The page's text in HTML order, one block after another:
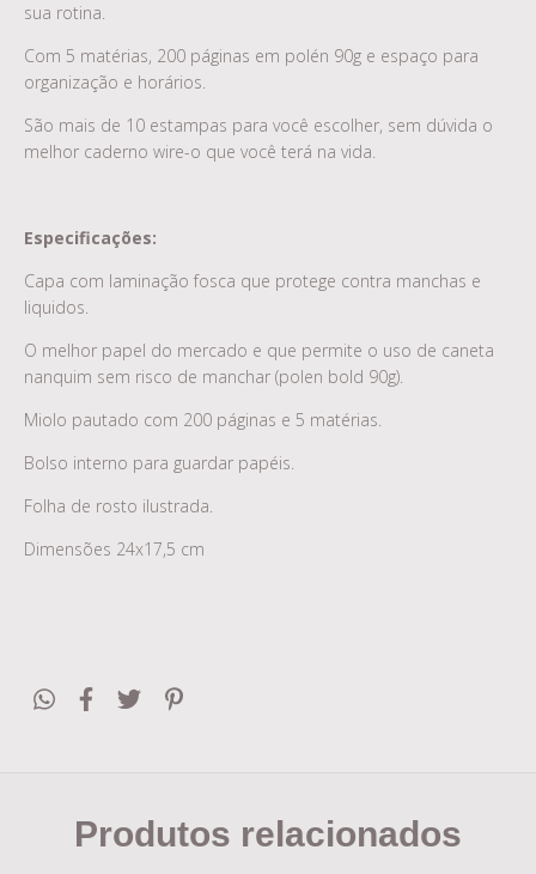
sua rotina.
Com 5 matérias, 200 páginas em polén 90g e espaço para
organização e horários.
São mais de 10 estampas para você escolher, sem dúvida o
melhor caderno wire-o que você terá na vida.
Especificações:
Capa com laminação fosca que protege contra manchas e
liquidos.
O melhor papel do mercado e que permite o uso de caneta
nanquim sem risco de manchar (polen bold 90g).
Miolo pautado com 200 páginas e 5 matérias.
Bolso interno para guardar papéis.
Folha de rosto ilustrada.
Dimensões 24x17,5 cm
Produtos relacionados